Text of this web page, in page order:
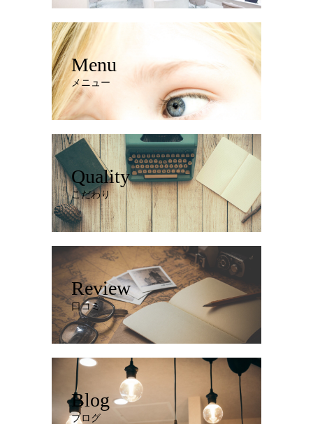
Menu
メニュー
Quality
こだわり
Review
口コミ
Blog
ブログ